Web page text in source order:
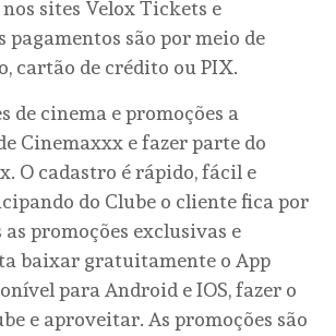
sites Velox Tickets e
pagamentos são por meio de
cartão de crédito ou PIX.
de cinema e promoções a
Cinemaxxx e fazer parte do
O cadastro é rápido, fácil e
do Clube o cliente fica por
promoções exclusivas e
baixar gratuitamente o App
para Android e IOS, fazer o
e aproveitar. As promoções são